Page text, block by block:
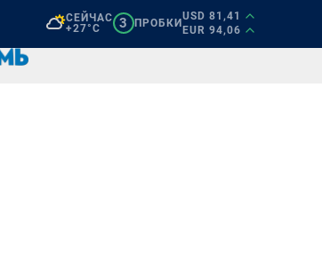
СЕЙЧАС
+27°C
3 ПРОБКИ
USD 81,41
EUR 94,06